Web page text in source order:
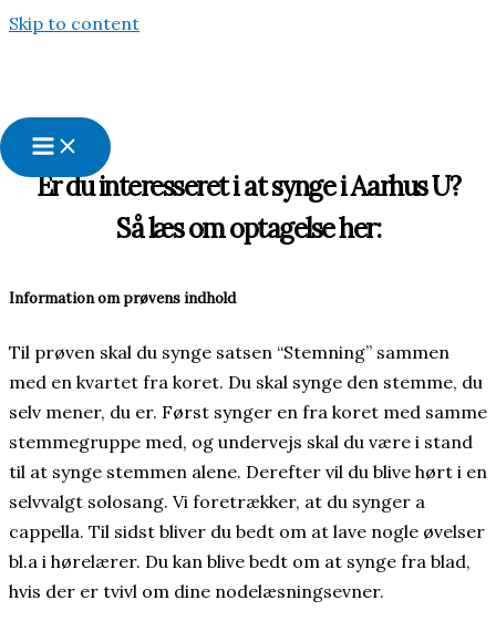
Skip to content
Er du interesseret i at synge i Aarhus U?
Så læs om optagelse her:
Information om prøvens indhold
Til prøven skal du synge satsen “Stemning” sammen
med en kvartet fra koret. Du skal synge den stemme, du
selv mener, du er. Først synger en fra koret med samme
stemmegruppe med, og undervejs skal du være i stand
til at synge stemmen alene. Derefter vil du blive hørt i en
selvvalgt solosang. Vi foretrækker, at du synger a
cappella. Til sidst bliver du bedt om at lave nogle øvelser
bl.a i hørelærer. Du kan blive bedt om at synge fra blad,
hvis der er tvivl om dine nodelæsningsevner.